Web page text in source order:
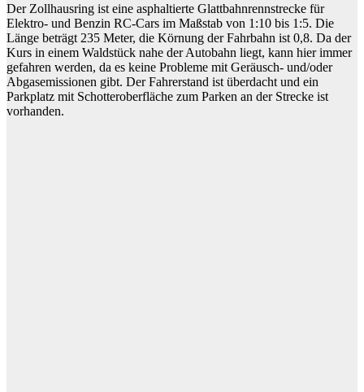
Der Zollhausring ist eine asphaltierte Glattbahnrennstrecke für
Elektro- und Benzin RC-Cars im Maßstab von 1:10 bis 1:5. Die
Länge beträgt 235 Meter, die Körnung der Fahrbahn ist 0,8. Da der
Kurs in einem Waldstück nahe der Autobahn liegt, kann hier immer
gefahren werden, da es keine Probleme mit Geräusch- und/oder
Abgasemissionen gibt. Der Fahrerstand ist überdacht und ein
Parkplatz mit Schotteroberfläche zum Parken an der Strecke ist
vorhanden.